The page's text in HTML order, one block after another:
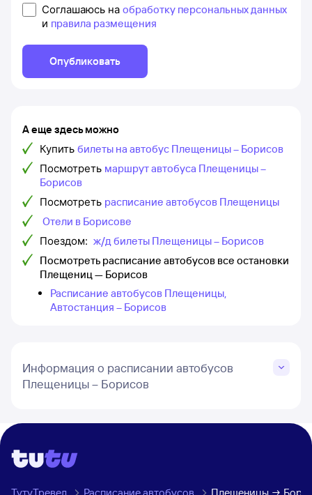
Соглашаюсь на обработку персональных данных
и правила размещения
Опубликовать
А еще здесь можно
Купить билеты на автобус Плещеницы – Борисов
Посмотреть маршрут автобуса Плещеницы –
Борисов
Посмотреть расписание автобусов Плещеницы
Отели в Борисове
Поездом: ж/д билеты Плещеницы – Борисов
Посмотреть расписание автобусов все остановки
Плещениц — Борисов
Расписание автобусов Плещеницы,
Автостанция – Борисов
Информация о расписании автобусов
Плещеницы – Борисов